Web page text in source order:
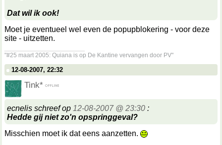
Dat wil ik ook!
Moet je eventueel wel even de popupblokering - voor deze
site - uitzetten.
"#25 maart 2005: Quiana is op De Kantine vervangen door PV"
12-08-2007, 22:32
Tink*
ecnelis schreef op 12-08-2007 @ 23:30 :
Hedde gij niet zo'n opspringgeval?
Misschien moet ik dat eens aanzetten.